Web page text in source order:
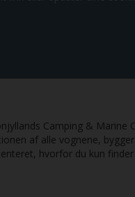
Camping & Marine
af alle vognene,
hvorfor du kun